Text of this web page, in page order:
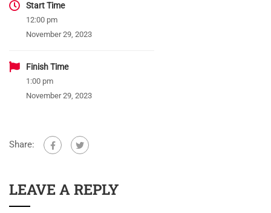
Start Time
12:00 pm
November 29, 2023
Finish Time
1:00 pm
November 29, 2023
Share:
LEAVE A REPLY